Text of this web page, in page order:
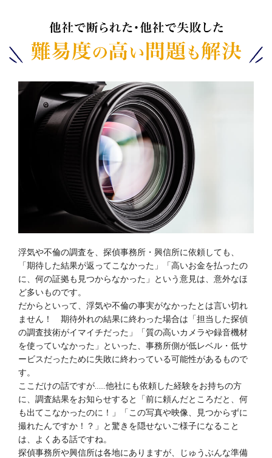
浮気や不倫の調査を、探偵事務所・興信所に依頼しても、
「期待した結果が返ってこなかった」「高いお金を払ったの
に、何の証拠も見つからなかった」という意見は、意外なほ
ど多いものです。
だからといって、浮気や不倫の事実がなかったとは言い切れ
ません！ 期待外れの結果に終わった場合は「担当した探偵
の調査技術がイマイチだった」「質の高いカメラや録音機材
を使っていなかった」といった、事務所側が低レベル・低サ
ービスだったために失敗に終わっている可能性があるもので
す。
ここだけの話ですが……他社にも依頼した経験をお持ちの方
に、調査結果をお知らせすると「前に頼んだところだと、何
も出てこなかったのに！」「この写真や映像、見つからずに
撮れたんですか！？」と驚きを隠せないご様子になること
は、よくある話ですね。
探偵事務所や興信所は各地にありますが、じゅうぶんな準備